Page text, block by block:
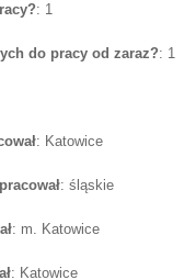
: 1
do pracy od zaraz?: 1
: Katowice
: śląskie
: m. Katowice
: Katowice